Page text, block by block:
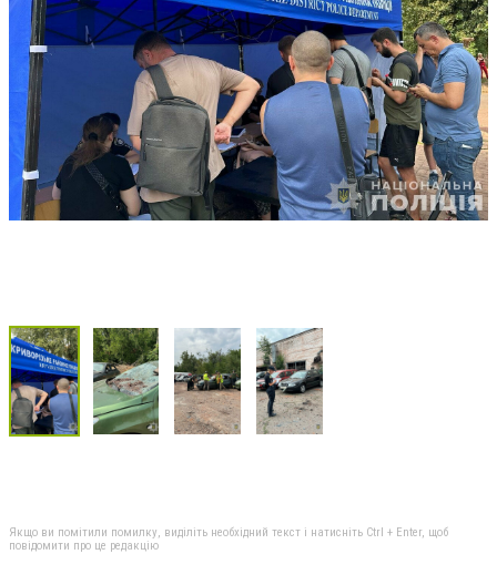
Якщо ви помітили помилку, виділіть необхідний текст і натисніть Ctrl + Enter, щоб
повідомити про це редакцію